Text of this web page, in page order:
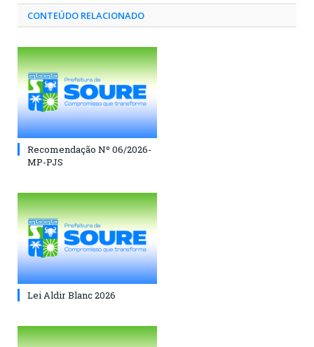
CONTEÚDO RELACIONADO
Recomendação Nº 06/2026-
MP-PJS
Lei Aldir Blanc 2026